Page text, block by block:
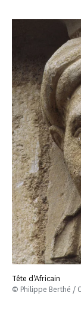
Tête d'Africain
© Philippe Berthé /